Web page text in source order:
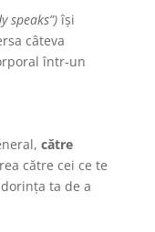
speaks”)își
câteva
într-un
către
către cei ce te
ta de a